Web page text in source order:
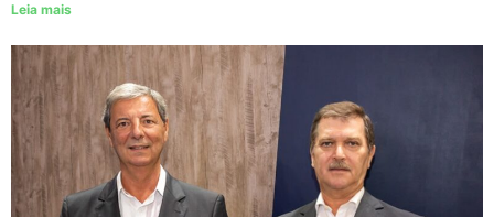
Leia mais